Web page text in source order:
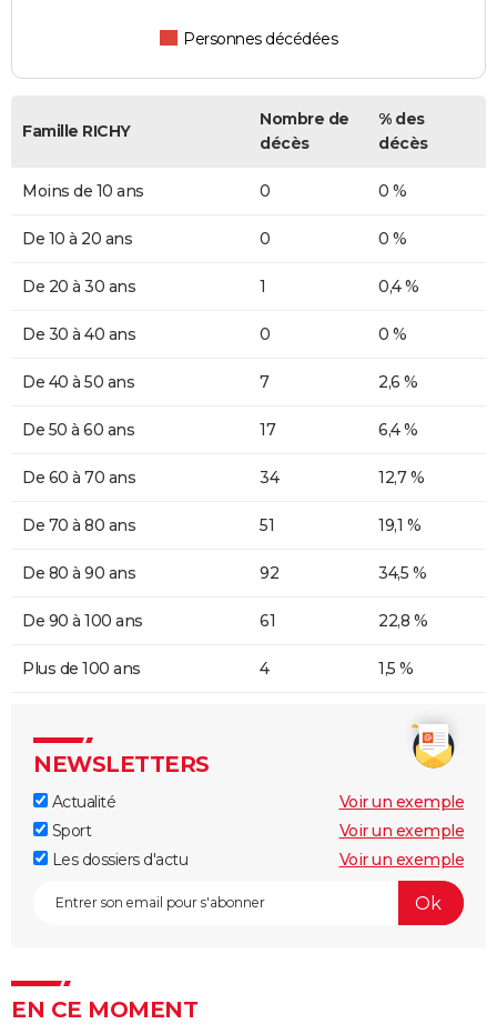
Personnes décédées
Famille RICHY
Nombre de
décès
% des
décès
Moins de 10 ans 0 0 %
De 10 à 20 ans 0 0 %
De 20 à 30 ans 1 0,4 %
De 30 à 40 ans 0 0 %
De 40 à 50 ans 7 2,6 %
De 50 à 60 ans 17 6,4 %
De 60 à 70 ans 34 12,7 %
De 70 à 80 ans 51 19,1 %
De 80 à 90 ans 92 34,5 %
De 90 à 100 ans 61 22,8 %
Plus de 100 ans 4 1,5 %
NEWSLETTERS
Actualité
Voir un exemple
Sport
Voir un exemple
Les dossiers d'actu
Voir un exemple
EN CE MOMENT